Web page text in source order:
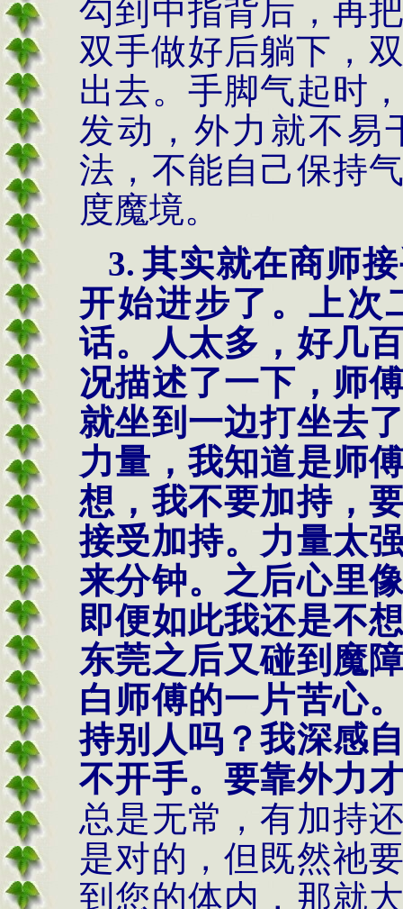
勾到中指背后，再
双手做好后躺下，
出去。手脚气起时
发动，外力就不易
法，不能自己保持
度魔境。
3. 其实就在商师
开始进步了。上次
话。人太多，好几
况描述了一下，师
就坐到一边打坐去
力量，我知道是师
想，我不要加持，
接受加持。力量太
来分钟。之后心里
即便如此我还是不
东莞之后又碰到魔
白师傅的一片苦心
持别人吗？我深感
不开手。要靠外力
总是无常，有加持
是对的，但既然祂
到您的体内，那就